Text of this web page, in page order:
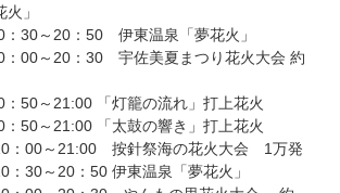
」
：30～20：50 伊東温泉「夢花火」
：00～20：30 宇佐美夏まつり花火大会 約
：50～21:00 「灯籠の流れ」打上花火
：50～21:00 「太鼓の響き」打上花火
：00～21:00 按針祭海の花火大会 1万発
：30～20：50 伊東温泉「夢花火」